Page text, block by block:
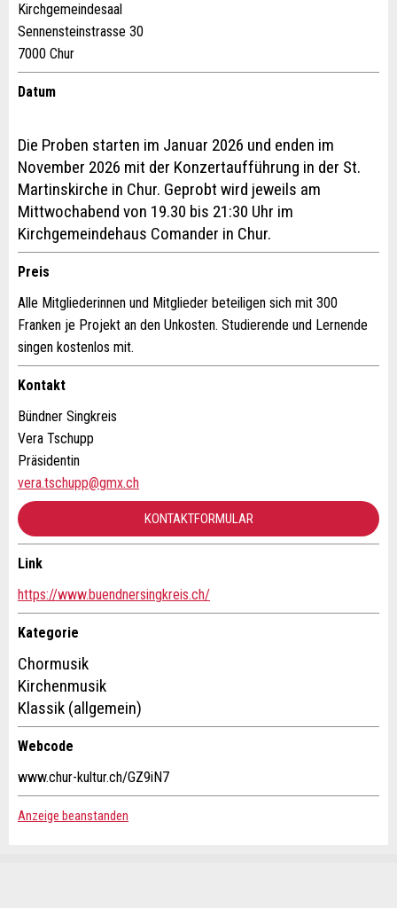
Ihr Feedback wird sehr geschätzt!
Allgemeines Feedback
Anzeige nicht mehr gültig
Nachricht
* Eingabe erforderlich
Zur Qualitätssicherung wird eine Kopie der E-Mail an
guidle übermittelt.
NACHRICHT SENDEN
Schliessen
Empfehlen Sie diese Anzeige an Freunde weiter.
* Eingabe erforderlich
ANZEIGE WEITEREMPFEHLEN
Schliessen
Kirchgemeindesaal
Sennensteinstrasse 30
7000 Chur
Datum
Die Proben starten im Januar 2026 und enden im
November 2026 mit der Konzertaufführung in der St.
Martinskirche in Chur. Geprobt wird jeweils am
Mittwochabend von 19.30 bis 21:30 Uhr im
Kirchgemeindehaus Comander in Chur.
Preis
Alle Mitgliederinnen und Mitglieder beteiligen sich mit 300
Franken je Projekt an den Unkosten. Studierende und Lernende
singen kostenlos mit.
Kontakt
Bündner Singkreis
Vera Tschupp
Präsidentin
vera.tschupp@gmx.ch
KONTAKTFORMULAR
Kontakt
Verfassen Sie eine Nachricht für die Kontaktpersonen dieser
Adresse
Link
https://www.buendnersingkreis.ch/
Kategorie
Chormusik
Kirchenmusik
Klassik (allgemein)
Webcode
www.chur-kultur.ch/GZ9iN7
Anzeige beanstanden